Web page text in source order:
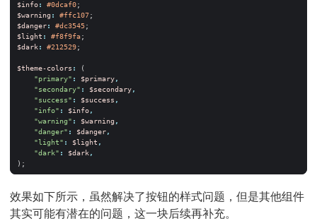
$info: #0dcaf0;
$warning : #ffc107;
$danger: #dc3545;
$light : #f8f9fa;
$dark: #212529;
$theme-colors :
(
"primary" : $primary,
"secondary" : $secondary,
"success" : $success ,
"info" : $info,
"warning" : $warning ,
"danger" : $danger,
"light" : $light ,
"dark" : $dark,
);
效果如下所示，虽然解决了按钮的样式问题，但是其他组件
其实可能有潜在的问题，这一块后续再补充。